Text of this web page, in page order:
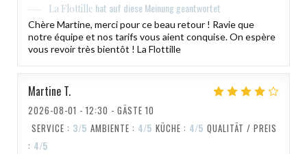
La Flottille hat auf diese Meinung geantwortet
Chère Martine, merci pour ce beau retour ! Ravie que
notre équipe et nos tarifs vous aient conquise. On espère
vous revoir très bientôt ! La Flottille
Martine T
2026-08-01 - 12:30 - GÄSTE 10
SERVICE : 3/5 AMBIENTE : 4/5 KÜCHE : 4/5 QUALITÄT / PREIS
: 4/5